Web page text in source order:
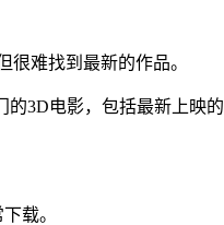
难找到最新的作品。
3D电影，包括最新上映
载。